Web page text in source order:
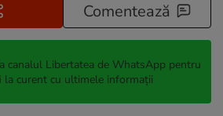
Comentează
canalul Libertatea de WhatsApp pentru
la curent cu ultimele informații